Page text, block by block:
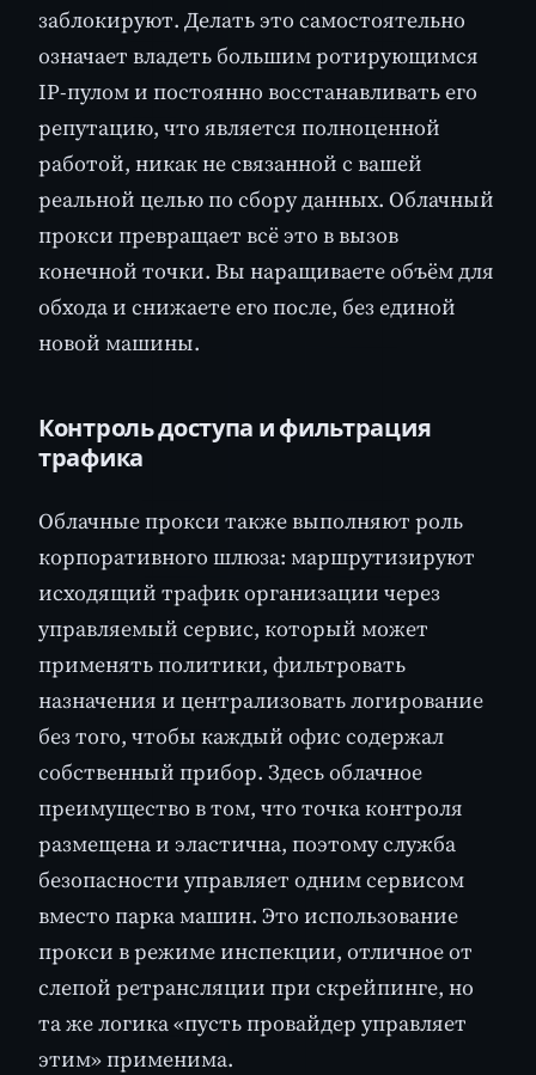
заблокируют. Делать это самостоятельно
означает владеть большим ротирующимся
IP-пулом и постоянно восстанавливать его
репутацию, что является полноценной
работой, никак не связанной с вашей
реальной целью по сбору данных. Облачный
прокси превращает всё это в вызов
конечной точки. Вы наращиваете объём для
обхода и снижаете его после, без единой
новой машины.
Контроль доступа и фильтрация
трафика
Облачные прокси также выполняют роль
корпоративного шлюза: маршрутизируют
исходящий трафик организации через
управляемый сервис, который может
применять политики, фильтровать
назначения и централизовать логирование
без того, чтобы каждый офис содержал
собственный прибор. Здесь облачное
преимущество в том, что точка контроля
размещена и эластична, поэтому служба
безопасности управляет одним сервисом
вместо парка машин. Это использование
прокси в режиме инспекции, отличное от
слепой ретрансляции при скрейпинге, но
та же логика «пусть провайдер управляет
этим» применима.